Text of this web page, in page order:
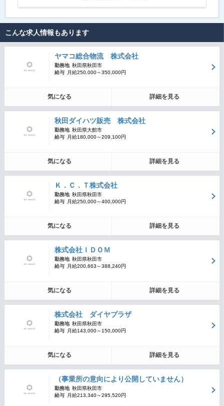
こんな求人情報もあります
ヤマコ総合物流 株式会社
勤務地 秋田県秋田市
給与
月給250,000～350,000円
気になる 詳細を見る
秋田ダイハツ販売 株式会社
勤務地 秋田県大館市
給与
月給180,000～209,100円
気になる 詳細を見る
Ｋ．Ｃ．Ｔ株式会社
勤務地 秋田県秋田市
給与
月給250,000～400,000円
気になる 詳細を見る
株式会社ＩＤＯＭ
勤務地 秋田県秋田市
給与
月給200,663～388,240円
気になる 詳細を見る
株式会社 ダイヤプラザ
勤務地 秋田県秋田市
給与
月給143,000～150,000円
気になる 詳細を見る
（事業所の意向により公開していません）
勤務地 秋田県秋田市
給与
月給213,340～295,520円